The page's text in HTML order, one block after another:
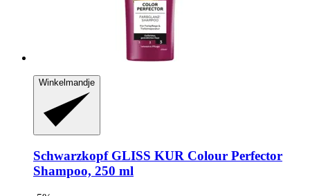
Winkelmandje
SchwarzkopfGLISS KUR Colour Perfector
Shampoo, 250 ml